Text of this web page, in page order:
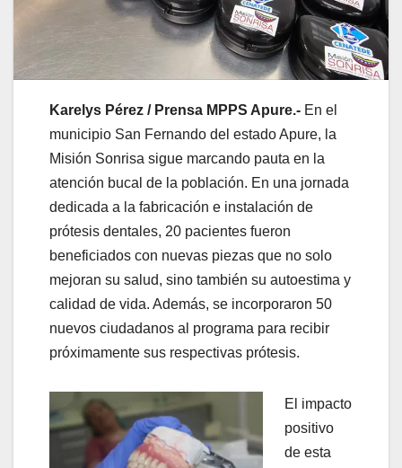
Karelys Pérez / Prensa MPPS Apure.- En el
municipio San Fernando del estado Apure, la
Misión Sonrisa sigue marcando pauta en la
atención bucal de la población. En una jornada
dedicada a la fabricación e instalación de
prótesis dentales, 20 pacientes fueron
beneficiados con nuevas piezas que no solo
mejoran su salud, sino también su autoestima y
calidad de vida. Además, se incorporaron 50
nuevos ciudadanos al programa para recibir
próximamente sus respectivas prótesis.
El impacto
positivo
de esta